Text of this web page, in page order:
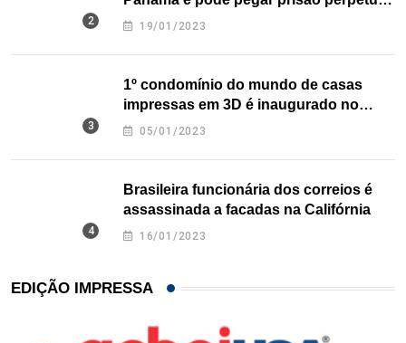
nos EUA
19/01/2023
1º condomínio do mundo de casas
impressas em 3D é inaugurado no
Texas
05/01/2023
Brasileira funcionária dos correios é
assassinada a facadas na Califórnia
16/01/2023
EDIÇÃO IMPRESSA